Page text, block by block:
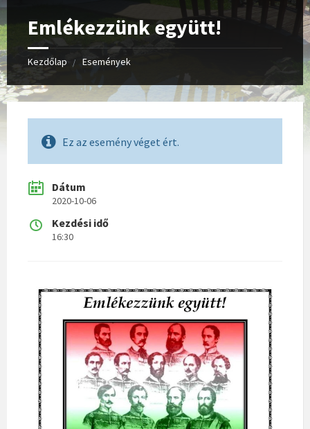
Emlékezzünk együtt!
Kezdőlap Események
Ez az esemény véget ért.
Dátum
2020-10-06
Kezdési idő
16:30